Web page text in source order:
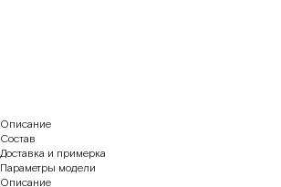
Описание
Состав
Доставка и примерка
Параметры модели
Описание